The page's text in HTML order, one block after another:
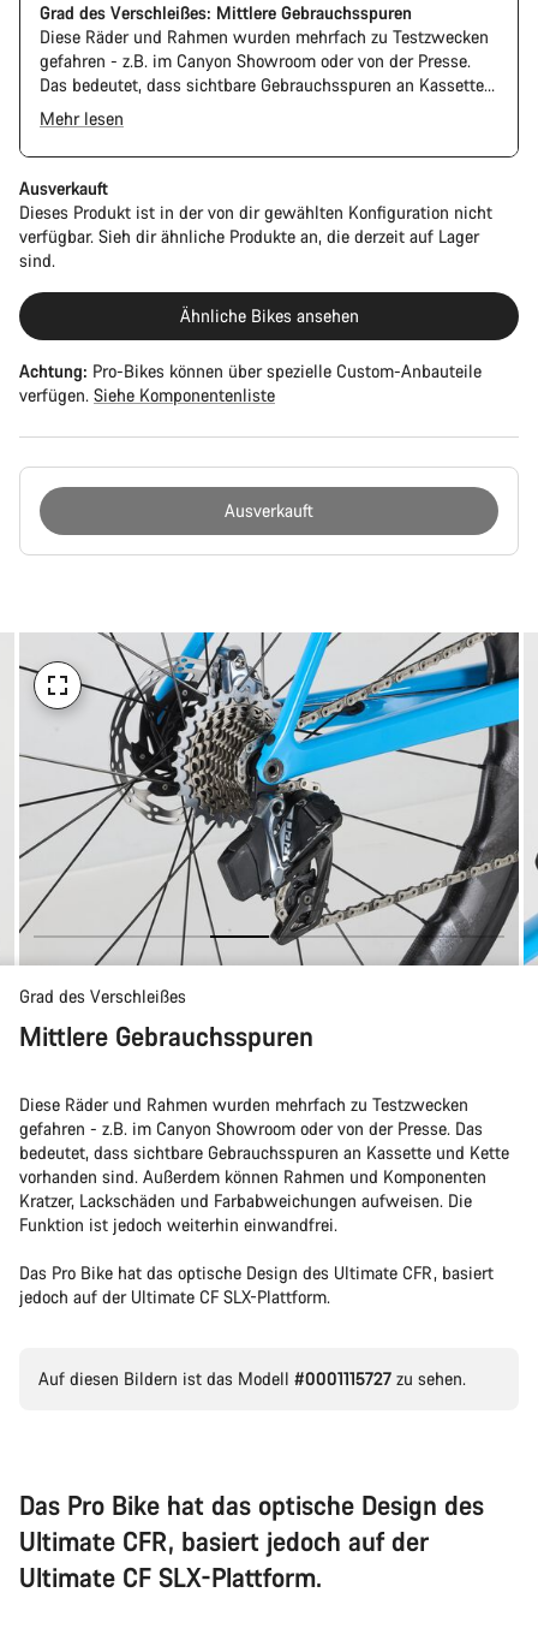
Grad des Verschleißes: Mittlere Gebrauchsspuren
Diese Räder und Rahmen wurden mehrfach zu Testzwecken
gefahren - z.B. im Canyon Showroom oder von der Presse.
Das bedeutet, dass sichtbare Gebrauchsspuren an Kassette
und Kette vorhanden sind. Außerdem können Rahmen und
Komponenten Kratzer, Lackschäden und Farbabweichungen
aufweisen. Die Funktion ist jedoch weiterhin einwandfrei.
Das Pro Bike hat das optische Design des Ultimate CFR,
basiert jedoch auf der Ultimate CF SLX-Plattform.
Mehr lesen
Ausverkauft
Dieses Produkt ist in der von dir gewählten Konfiguration nicht
verfügbar. Sieh dir ähnliche Produkte an, die derzeit auf Lager
sind.
Ähnliche Bikes ansehen
Achtung: Pro-Bikes können über spezielle Custom-Anbauteile
verfügen. Siehe Komponentenliste
Ausverkauft
Grad des Verschleißes
Mittlere Gebrauchsspuren
Diese Räder und Rahmen wurden mehrfach zu Testzwecken
gefahren - z.B. im Canyon Showroom oder von der Presse. Das
bedeutet, dass sichtbare Gebrauchsspuren an Kassette und Kette
vorhanden sind. Außerdem können Rahmen und Komponenten
Kratzer, Lackschäden und Farbabweichungen aufweisen. Die
Funktion ist jedoch weiterhin einwandfrei.
Das Pro Bike hat das optische Design des Ultimate CFR, basiert
jedoch auf der Ultimate CF SLX-Plattform.
Auf diesen Bildern ist das Modell #0001115727 zu sehen.
Das Pro Bike hat das optische Design des
Ultimate CFR, basiert jedoch auf der
Ultimate CF SLX-Plattform.